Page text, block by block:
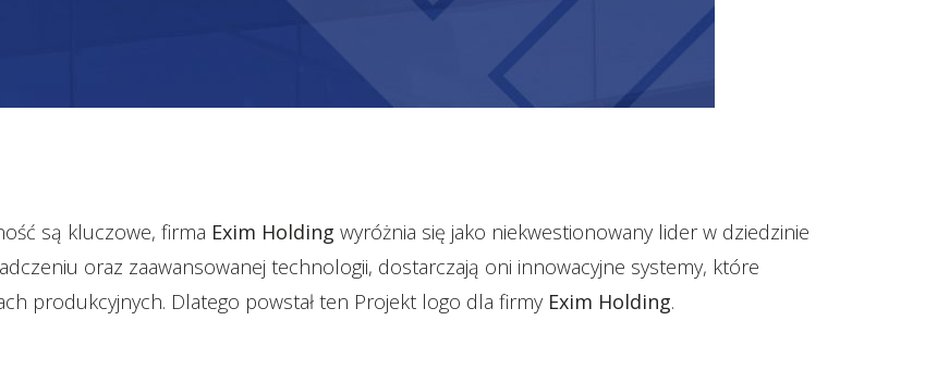
są kluczowe, firma Exim Holding wyróżnia się jako niekwestionowany lider w dziedzinie
oraz zaawansowanej technologii, dostarczają oni innowacyjne systemy, które
produkcyjnych. Dlatego powstał ten Projekt logo dla firmy Exim Holding.